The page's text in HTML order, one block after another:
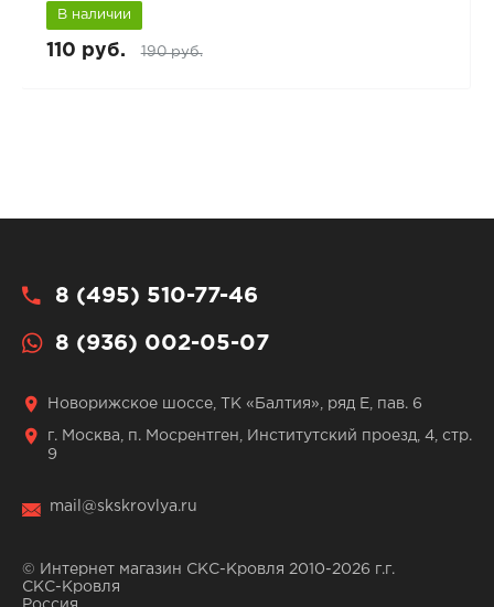
В наличии
110 руб. 190 руб.
8 (495) 510-77-46
8 (936) 002-05-07
Новорижское шоссе, ТК «Балтия», ряд Е, пав. 6
г. Москва, п. Мосрентген, Институтский проезд, 4, стр.
9
mail@skskrovlya.ru
© Интернет магазин СКС-Кровля 2010-2026 г.г.
СКС-Кровля